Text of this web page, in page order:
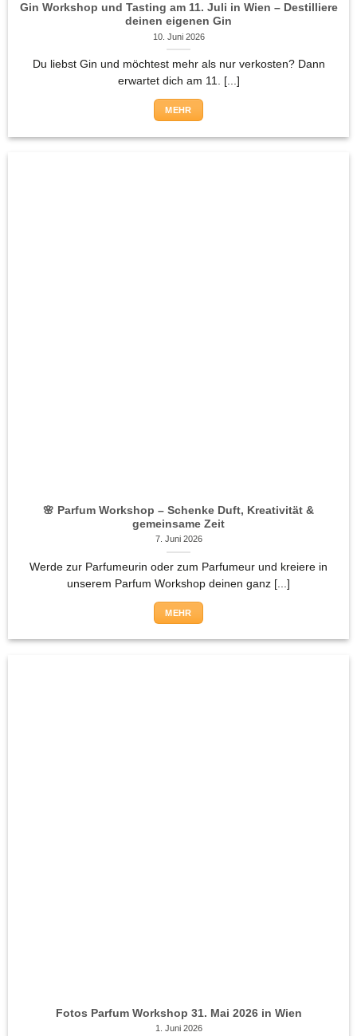
Gin Workshop und Tasting am 11. Juli in Wien – Destilliere
deinen eigenen Gin
10. Juni 2026
Du liebst Gin und möchtest mehr als nur verkosten? Dann
erwartet dich am 11. [...]
MEHR
🌸 Parfum Workshop – Schenke Duft, Kreativität &
gemeinsame Zeit
7. Juni 2026
Werde zur Parfumeurin oder zum Parfumeur und kreiere in
unserem Parfum Workshop deinen ganz [...]
MEHR
Fotos Parfum Workshop 31. Mai 2026 in Wien
1. Juni 2026